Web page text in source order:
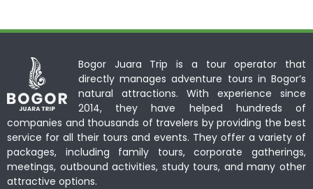
Bogor Juara Trip is a tour operator that
directly manages adventure tours in Bogor’s
natural attractions. With experience since
2014, they have helped hundreds of
companies and thousands of travelers by providing the best
service for all their tours and events. They offer a variety of
packages, including family tours, corporate gatherings,
meetings, outbound activities, study tours, and many other
attractive options.